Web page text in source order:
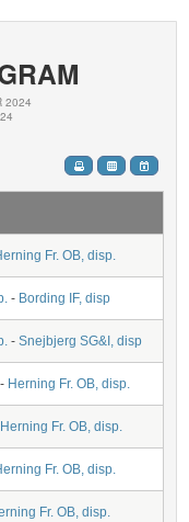
2024
Fr. OB, disp.
- Bording IF, disp
-Snejbjerg SG&I, disp
- Herning Fr. OB, disp.
Herning Fr. OB, disp.
Fr. OB, disp.
Fr. OB, disp.